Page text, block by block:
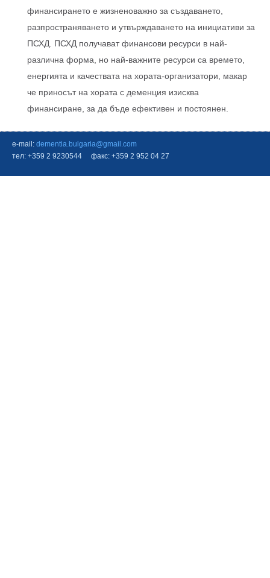
финансирането е жизненоважно за създаването,
разпространяването и утвърждаването на инициативи за
ПСХД. ПСХД получават финансови ресурси в най-
различна форма, но най-важните ресурси са времето,
енергията и качествата на хората-организатори, макар
че приносът на хората с деменция изисква
финансиране, за да бъде ефективен и постоянен.
e-mail: dementia.bulgaria@gmail.com
тел: +359 2 9230544 факс: +359 2 952 04 27